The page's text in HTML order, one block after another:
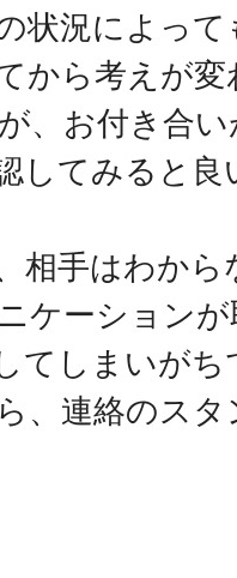
状況によっ
から考えが
、お付き合
してみると良
相手はわか
ケーション
てしまいが
、連絡のス